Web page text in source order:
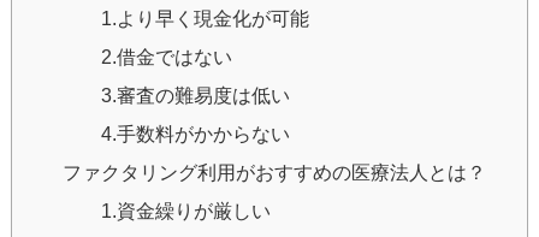
1.より早く現金化が可能
2.借金ではない
3.審査の難易度は低い
4.手数料がかからない
ファクタリング利用がおすすめの医療法人とは？
1.資金繰りが厳しい